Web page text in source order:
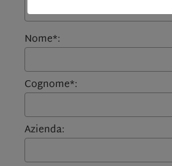
Nome*:
Cognome*:
Azienda: